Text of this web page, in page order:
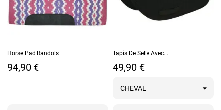
Horse Pad Randols
Prix
94,90 €
Tapis De Selle Avec...
Prix
49,90 €